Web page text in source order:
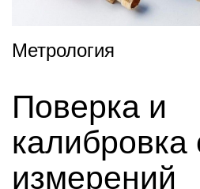
Метрология
Поверка и
калибровка
измерений